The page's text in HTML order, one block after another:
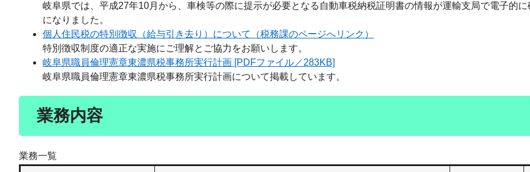
岐阜県では、平成27年10月から、車検等の際に提示が必要となる自動車税納税証明書の情報が運輸支局で電子的
になりました。
個人住民税の特別徴収（給与引き去り）について（税務課のページへリンク）
特別徴収制度の適正な実施にご理解とご協力をお願いします。
岐阜県職員倫理憲章東濃県税事務所実行計画 [PDFファイル／283KB]
岐阜県職員倫理憲章東濃県税事務所実行計画について掲載しています。
業務内容
業務一覧